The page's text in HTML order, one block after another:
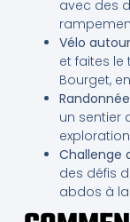
avec des
Vélo
et faites le
Bourget,
un sentier
Challenge
des défis
abdos à